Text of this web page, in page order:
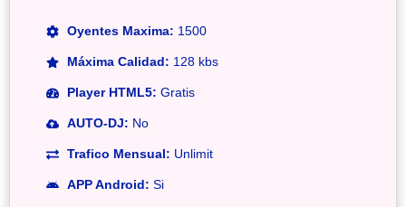
Oyentes Maxima: 1500
Máxima Calidad: 128 kbs
Player HTML5: Gratis
AUTO-DJ: No
Trafico Mensual: Unlimit
APP Android: Si